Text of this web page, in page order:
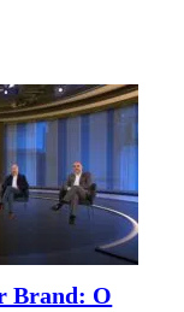
Brand: O